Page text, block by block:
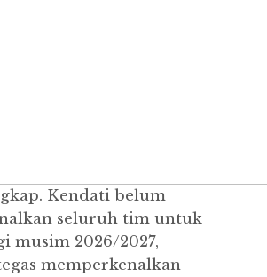
Kendati belum
seluruh tim untuk
musim 2026/2027,
memperkenalkan